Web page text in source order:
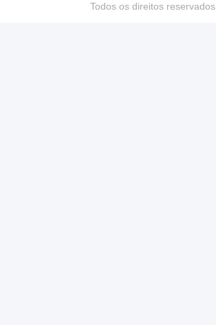
Todos os direitos reservados.